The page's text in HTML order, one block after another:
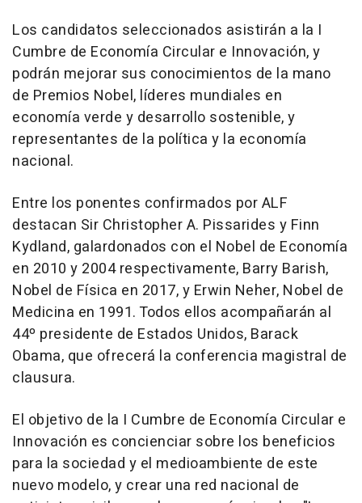
Los candidatos seleccionados asistirán a la I
Cumbre de Economía Circular e Innovación, y
podrán mejorar sus conocimientos de la mano
de Premios Nobel, líderes mundiales en
economía verde y desarrollo sostenible, y
representantes de la política y la economía
nacional.
Entre los ponentes confirmados por ALF
destacan Sir Christopher A. Pissarides y Finn
Kydland, galardonados con el Nobel de Economía
en 2010 y 2004 respectivamente, Barry Barish,
Nobel de Física en 2017, y Erwin Neher, Nobel de
Medicina en 1991. Todos ellos acompañarán al
44º presidente de Estados Unidos, Barack
Obama, que ofrecerá la conferencia magistral de
clausura.
El objetivo de la I Cumbre de Economía Circular e
Innovación es concienciar sobre los beneficios
para la sociedad y el medioambiente de este
nuevo modelo, y crear una red nacional de